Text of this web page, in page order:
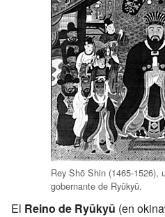
Rey Shō Shin (1465-1526),
gobernante de Ryūkyū.
El Reino de Ryūkyū (en